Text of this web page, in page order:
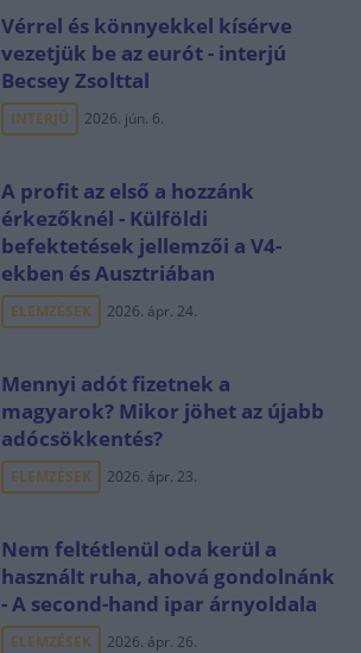
Vérrel és könnyekkel kísérve
vezetjük be az eurót - interjú
Becsey Zsolttal
INTERJÚ 2026. jún. 6.
A profit az első a hozzánk
érkezőknél - Külföldi
befektetések jellemzői a V4-
ekben és Ausztriában
ELEMZÉSEK 2026. ápr. 24.
Mennyi adót fizetnek a
magyarok? Mikor jöhet az újabb
adócsökkentés?
ELEMZÉSEK 2026. ápr. 23.
Nem feltétlenül oda kerül a
használt ruha, ahová gondolnánk
- A second-hand ipar árnyoldala
ELEMZÉSEK 2026. ápr. 26.